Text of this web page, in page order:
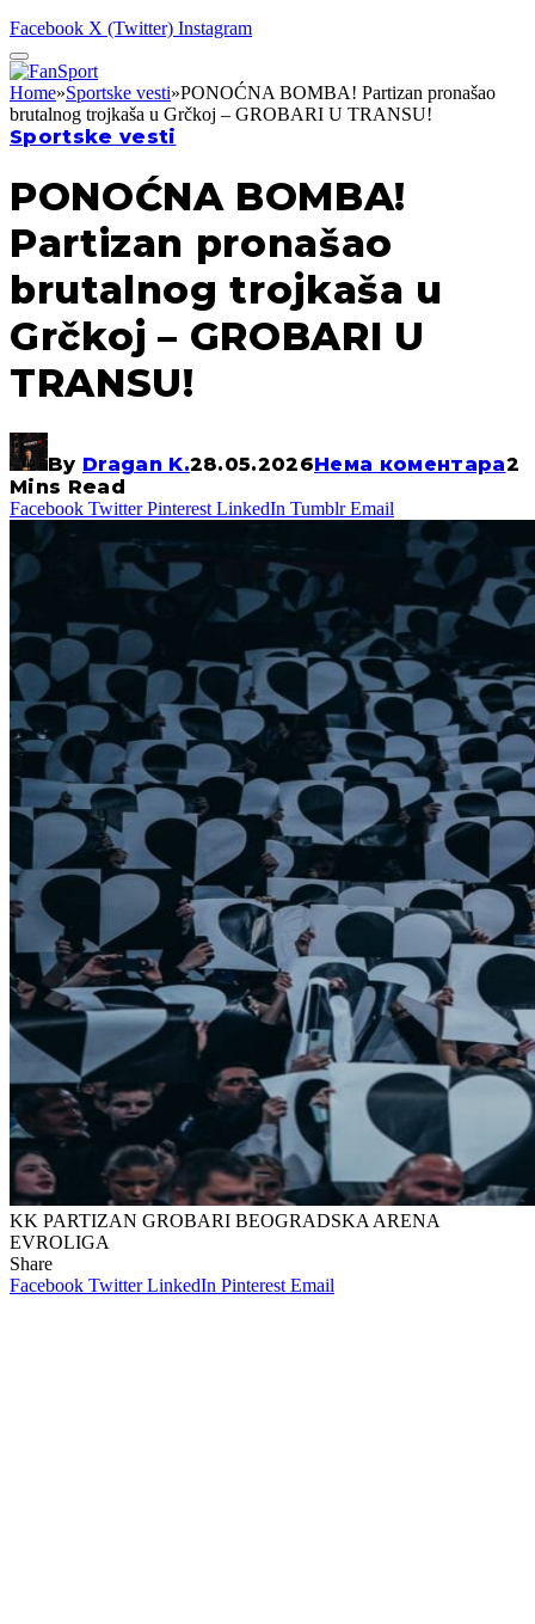
Facebook X (Twitter) Instagram
Home»Sportske vesti»PONOĆNA BOMBA! Partizan pronašao
brutalnog trojkaša u Grčkoj – GROBARI U TRANSU!
Sportske vesti
PONOĆNA BOMBA!
Partizan pronašao
brutalnog trojkaša u
Grčkoj – GROBARI U
TRANSU!
By Dragan K.28.05.2026Нема коментара2
Mins Read
Facebook Twitter Pinterest LinkedIn Tumblr Email
KK PARTIZAN GROBARI BEOGRADSKA ARENA
EVROLIGA
Share
Facebook Twitter LinkedIn Pinterest Email